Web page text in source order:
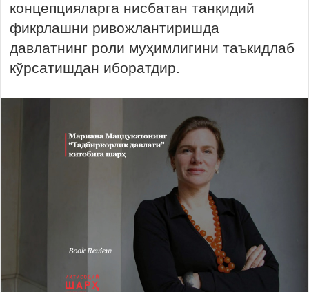
концепцияларга нисбатан танқидий
фикрлашни ривожлантиришда
давлатнинг роли муҳимлигини таъкидлаб
кўрсатишдан иборатдир.